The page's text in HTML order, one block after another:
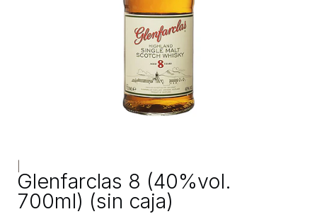
Glenfarclas 8 (40%vol.
700ml) (sin caja)